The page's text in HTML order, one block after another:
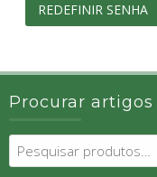
REDEFINIR SENHA
Procurar artigos
Pesquisar
por: